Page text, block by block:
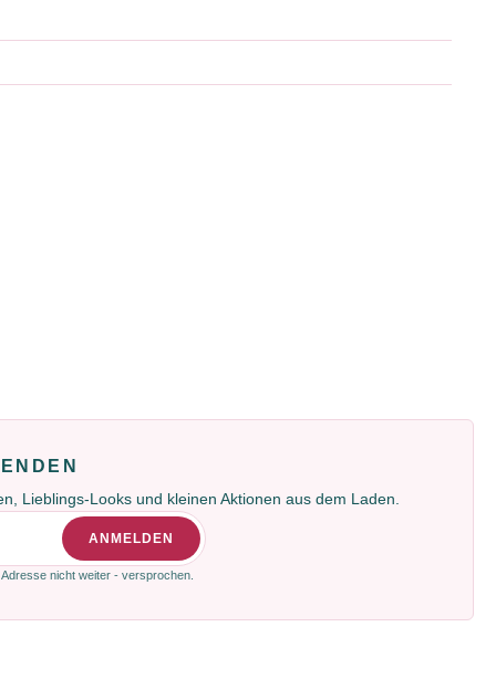
Lieblings-Looks und kleinen Aktionen aus dem Laden.
ANMELDEN
nicht weiter - versprochen.